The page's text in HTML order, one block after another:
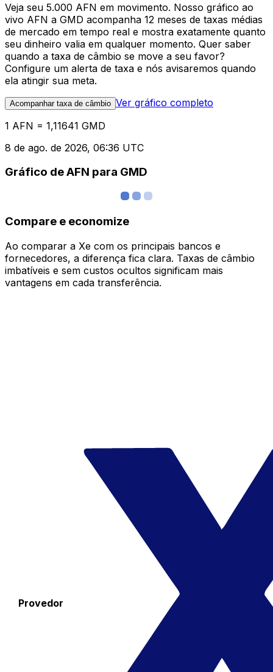
Veja seu 5.000 AFN em movimento. Nosso gráfico ao
vivo AFN a GMD acompanha 12 meses de taxas médias
de mercado em tempo real e mostra exatamente quanto
seu dinheiro valia em qualquer momento. Quer saber
quando a taxa de câmbio se move a seu favor?
Configure um alerta de taxa e nós avisaremos quando
ela atingir sua meta.
Acompanhar taxa de câmbio Ver gráfico completo
1 AFN = 1,11641 GMD
8 de ago. de 2026, 06:36 UTC
Gráfico de AFN para GMD
Compare e economize
Ao comparar a Xe com os principais bancos e
fornecedores, a diferença fica clara. Taxas de câmbio
imbatíveis e sem custos ocultos significam mais
vantagens em cada transferência.
Provedor